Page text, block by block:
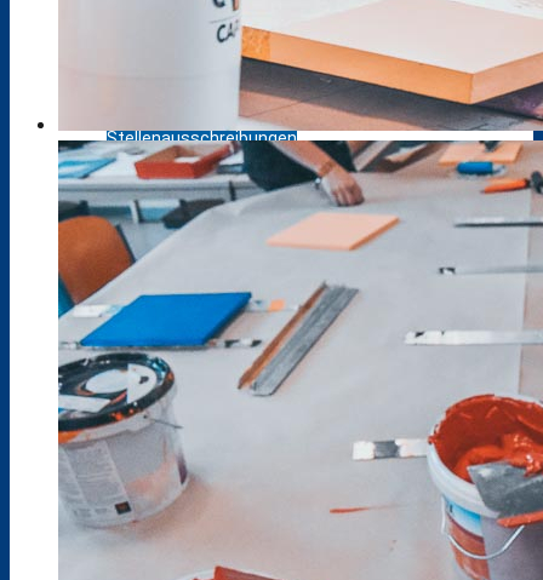
Schule ohne Rassismus
Stellenausschreibungen
Kooperationen
Förderverein
Messen
Pressespiegel
Projekte / Veranstaltungen